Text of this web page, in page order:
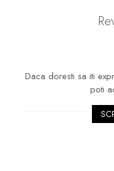
Daca doresti sa iti
poti